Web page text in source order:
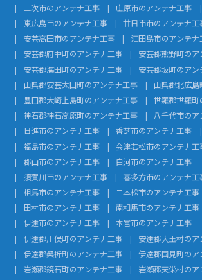
三次市のアンテナ工事
庄原市のアンテナ工事
東広島市のアンテナ工事
廿日市市のアンテナ工
安芸高田市のアンテナ工事
江田島市のアンテナ
安芸郡府中町のアンテナ工事
安芸郡熊野町のア
安芸郡海田町のアンテナ工事
安芸郡坂町のアン
山県郡安芸太田町のアンテナ工事
山県郡北広
豊田郡大崎上島町のアンテナ工事
世羅郡世羅
神石郡神石高原町のアンテナ工事
八千代市の
日進市のアンテナ工事
香芝市のアンテナ工事
福島市のアンテナ工事
会津若松市のアンテナ工
郡山市のアンテナ工事
白河市のアンテナ工事
須賀川市のアンテナ工事
喜多方市のアンテナ工
相馬市のアンテナ工事
二本松市のアンテナ工事
田村市のアンテナ工事
南相馬市のアンテナ工事
伊達市のアンテナ工事
本宮市のアンテナ工事
伊達郡川俣町のアンテナ工事
安達郡大玉村のア
伊達郡桑折町のアンテナ工事
伊達郡国見町のア
岩瀬郡鏡石町のアンテナ工事
岩瀬郡天栄村のア